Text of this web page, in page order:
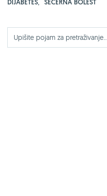
DIJABETES, ŠEĆERNA BOLEST